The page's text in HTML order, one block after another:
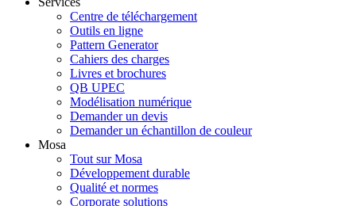
Centre de téléchargement
Outils en ligne
Pattern Generator
Cahiers des charges
Livres et brochures
QB UPEC
Modélisation numérique
Demander un devis
Demander un échantillon de couleur
Mosa
Tout sur Mosa
Développement durable
Qualité et normes
Corporate solutions